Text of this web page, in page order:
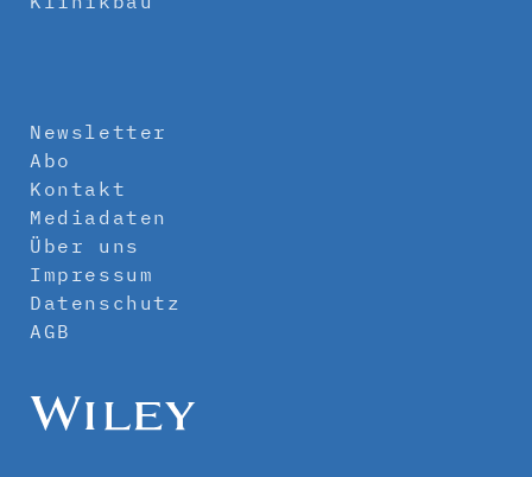
Newsletter
Abo
Kontakt
Mediadaten
Über uns
Impressum
Datenschutz
AGB